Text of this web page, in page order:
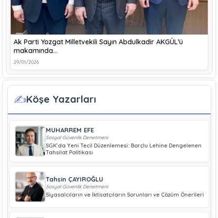
Ak Parti Yozgat Milletvekili Sayın Abdulkadir AKGÜL’ü
makamında…
29/01/2026
✍️Köşe Yazarları
MUHARREM EFE
Sosyal Güvenlik Denetmeni
SGK’da Yeni Tecil Düzenlemesi: Borçlu Lehine Dengelenen
Tahsilat Politikası
Tahsin ÇAYIROĞLU
Sosyal Güvenlik Denetmeni
Siyasalcıların ve İktisatçıların Sorunları ve Çözüm Önerileri